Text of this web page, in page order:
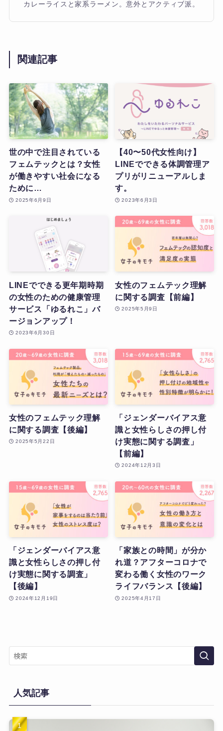
カレーライスと家系ラーメン。意外とアクティブ派。
関連記事
世の中で注目されている
フェムテックとは？女性
が働きやすい社会になる
ために…
2025年6月9日
【40〜50代女性向け】
LINEでできる体調管理ア
プリがリニューアルしま
す。
2023年6月3日
LINEでできる更年期時期
の女性のための健康管理
サービス「ゆるれこ」バ
ージョンアップ！
2023年6月30日
女性のフェムテック理解
に関する調査【前編】
2025年5月9日
女性のフェムテック理解
に関する調査【後編】
2025年5月22日
「ジェンダーバイアス意
識と女性らしさの押し付
け実態に関する調査」
【前編】
2024年12月3日
「ジェンダーバイアス意
識と女性らしさの押し付
け実態に関する調査」
【後編】
2024年12月19日
「家族との時間」が分か
れ道？アフターコロナで
変わる働く女性のワーク
ライフバランス【後編】
2025年4月17日
人気記事